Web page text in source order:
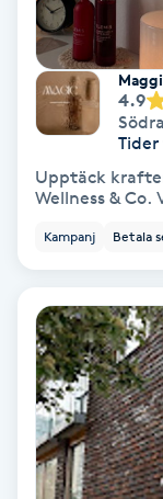
Laserbehandling
Lashlift Keratin
LED-ljusterapi
Liktornar
LPG-behandling
LPG-massage
Luggklippning
4.9
Tider
Upptäck
Wellness &
Kampanj Betala